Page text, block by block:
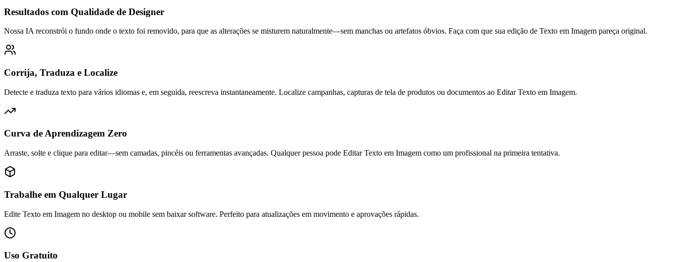
Resultados com Qualidade de Designer
Nossa IA reconstrói o fundo onde o texto foi removido, para que as alterações se misturem naturalmente—sem manchas ou artefatos óbvios. Faça com que sua edição de Texto em Imagem pareça original.
Corrija, Traduza e Localize
Detecte e traduza texto para vários idiomas e, em seguida, reescreva instantaneamente. Localize campanhas, capturas de tela de produtos ou documentos ao Editar Texto em Imagem.
Curva de Aprendizagem Zero
Arraste, solte e clique para editar—sem camadas, pincéis ou ferramentas avançadas. Qualquer pessoa pode Editar Texto em Imagem como um profissional na primeira tentativa.
Trabalhe em Qualquer Lugar
Edite Texto em Imagem no desktop ou mobile sem baixar software. Perfeito para atualizações em movimento e aprovações rápidas.
Uso Gratuito